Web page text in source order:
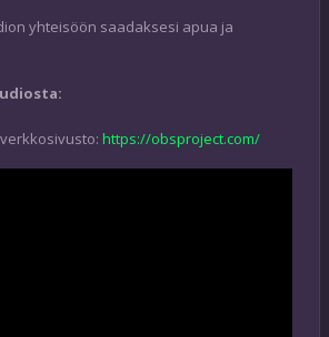
yhteisöön saadaksesi apua ja
https://obsproject.com/